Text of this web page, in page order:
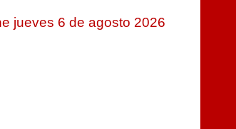
jueves 6 de agosto 2026